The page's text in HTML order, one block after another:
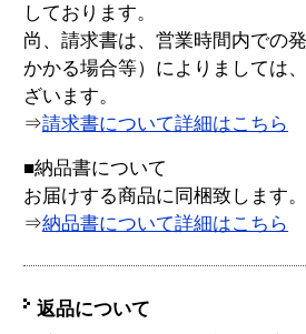
しております。
尚、請求書は、営業時間内での
かかる場合等）によりましては
ざいます。
⇒請求書について詳細はこちら
■納品書について
お届けする商品に同梱致します。
⇒納品書について詳細はこちら
返品について